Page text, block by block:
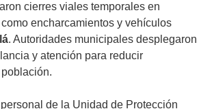
cierres viales temporales en
como encharcamientos y vehículos
. Autoridades municipales desplegaron
y atención para reducir
personal de la Unidad de Protección